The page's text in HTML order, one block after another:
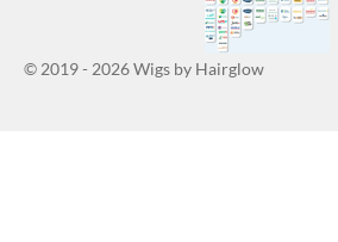
© 2019 - 2026 Wigs by Hairglow